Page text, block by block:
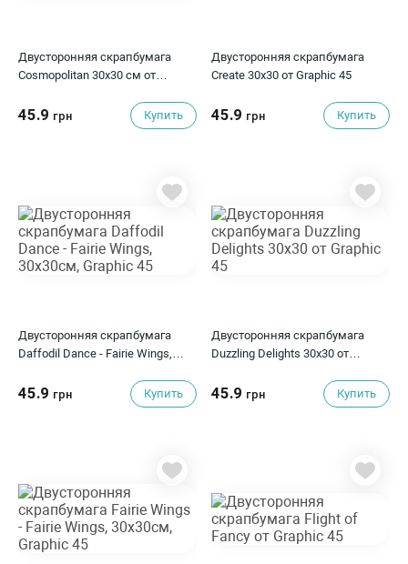
Двусторонняя скрапбумага
Cosmopolitan 30х30 см от
45.9 грн Купить
Двусторонняя скрапбумага
Create 30x30 от Graphic 45
45.9 грн Купить
Двусторонняя скрапбумага
Daffodil Dance - Fairie Wings,
45.9 грн Купить
Двусторонняя скрапбумага
Duzzling Delights 30x30 от
45.9 грн Купить